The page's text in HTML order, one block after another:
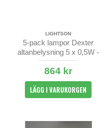
LIGHTSON
5-pack lampor Dexter
altanbelysning 5 x 0,5W -
LightsOn
864 kr
LÄGG I VARUKORGEN